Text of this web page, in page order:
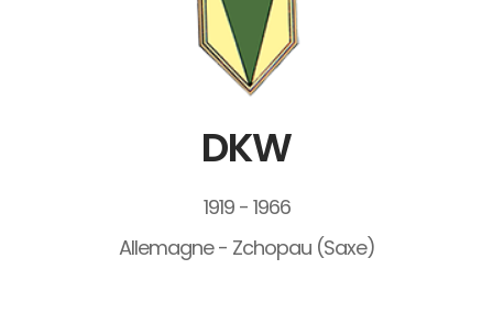
DKW
1919 - 1966
Allemagne - Zchopau (Saxe)